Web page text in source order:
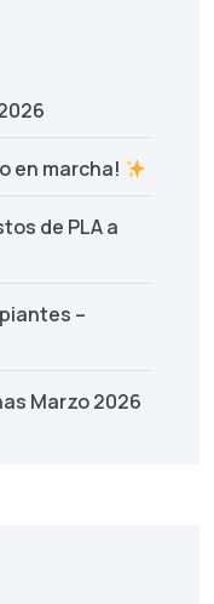
en marcha!
de PLA a
–
Marzo 2026